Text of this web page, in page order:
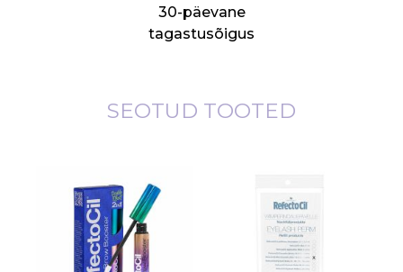
30-päevane
tagastusõigus
SEOTUD TOOTED